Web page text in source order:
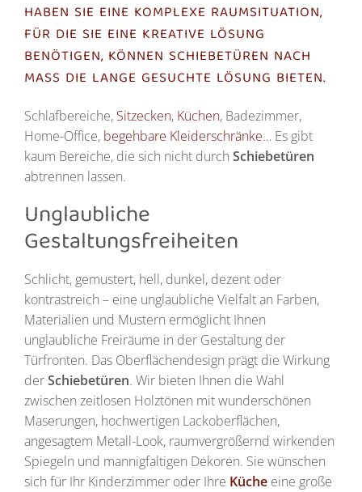
HABEN SIE EINE KOMPLEXE RAUMSITUATION,
FÜR DIE SIE EINE KREATIVE LÖSUNG
BENÖTIGEN, KÖNNEN SCHIEBETÜREN NACH
MASS DIE LANGE GESUCHTE LÖSUNG BIETEN.
Schlafbereiche, Sitzecken, Küchen, Badezimmer,
Home-Office, begehbare Kleiderschränke… Es gibt
kaum Bereiche, die sich nicht durch Schiebetüren
abtrennen lassen.
Unglaubliche
Gestaltungsfreiheiten
Schlicht, gemustert, hell, dunkel, dezent oder
kontrastreich – eine unglaubliche Vielfalt an Farben,
Materialien und Mustern ermöglicht Ihnen
unglaubliche Freiräume in der Gestaltung der
Türfronten. Das Oberflächendesign prägt die Wirkung
derSchiebetüren. Wir bieten Ihnen die Wahl
zwischen zeitlosen Holztönen mit wunderschönen
Maserungen, hochwertigen Lackoberflächen,
angesagtem Metall-Look, raumvergrößernd wirkenden
Spiegeln und mannigfaltigen Dekoren. Sie wünschen
sich für Ihr Kinderzimmer oder Ihre Kücheeine große